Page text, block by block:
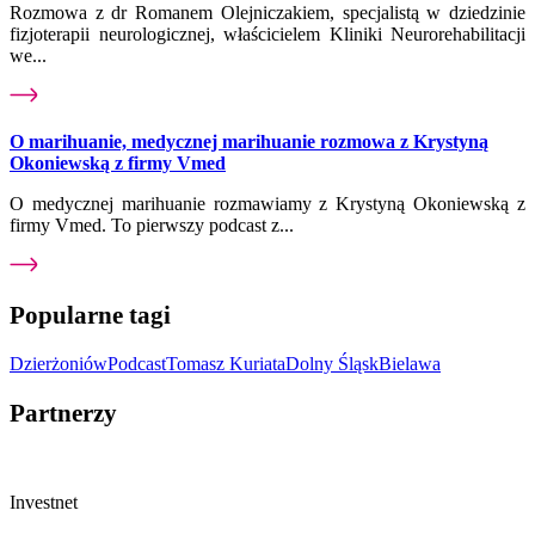
Rozmowa z dr Romanem Olejniczakiem, specjalistą w dziedzinie
fizjoterapii neurologicznej, właścicielem Kliniki Neurorehabilitacji
we...
O marihuanie, medycznej marihuanie rozmowa z Krystyną
Okoniewską z firmy Vmed
O medycznej marihuanie rozmawiamy z Krystyną Okoniewską z
firmy Vmed. To pierwszy podcast z...
Popularne tagi
DzierżoniówPodcastTomasz KuriataDolny ŚląskBielawa
Partnerzy
Investnet